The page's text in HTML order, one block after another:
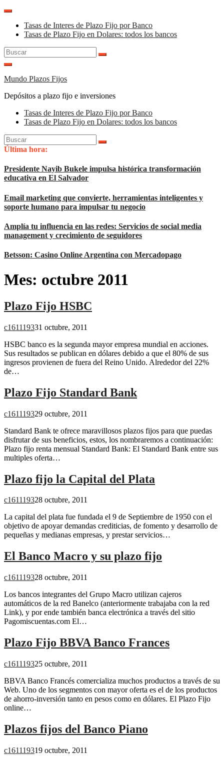
Saltar
contenidoTasas de Interes de Plazo Fijo por Banco
Tasas de Plazo Fijo en Dolares: todos los bancos
Buscar:
Mundo Plazos Fijos
Depósitos a plazo fijo e inversiones
Tasas de Interes de Plazo Fijo por Banco
Tasas de Plazo Fijo en Dolares: todos los bancos
Buscar:
Última hora:
Presidente Nayib Bukele impulsa histórica transformación
educativa en El Salvador
Email marketing que convierte, herramientas inteligentes y
soporte humano para impulsar tu negocio
Amplía tu influencia en las redes: Servicios de social media
management y crecimiento de seguidores
Betsson: Casino Online Argentina con Mercadopago
Mes: octubre 2011
Plazo Fijo HSBC
c161119331 octubre, 2011
HSBC banco es la segunda mayor empresa mundial en acciones.
Sus resultados se publican en dólares debido a que el 80% de sus
ingresos provienen de fuera del Reino Unido. Alrededor del 22%
de…
Plazo Fijo Standard Bank
c161119329 octubre, 2011
Standard Bank te ofrece maravillosos plazos fijos para que puedas
disfrutar de sus beneficios, estos, los nombraremos a continuación:
Plazo fijo renta mensual Standard Bank: El Standard Bank entre sus
multiples oferta…
Plazo fijo la Capital del Plata
c161119328 octubre, 2011
La capital del plata fue fundada el 9 de Septiembre de 1950 con el
objetivo de apoyar demandas crediticias, de fomento y desarrollo de
pequeñas y medianas empresas, y prestar servicios…
El Banco Macro y su plazo fijo
c161119328 octubre, 2011
Los bancos integrantes del Grupo Macro utilizan cajeros
automáticos de la red Banelco (anteriormente trabajaba con la red
Link), y por ende también banca electrónica a través del sitio
Pagomiscuentas.com El…
Plazo Fijo BBVA Banco Frances
c161119325 octubre, 2011
BBVA Banco Francés comercializa muchos productos a través de su
Web. Uno de los segmentos con mayor oferta es el de los productos
de ahorro-inversión tanto en pesos como en dólares. El Plazo Fijo
online…
Plazos fijos del Banco Piano
c161119319 octubre, 2011